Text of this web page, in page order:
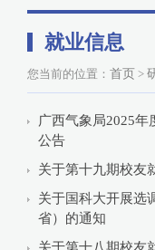
就业信息
您当前的位置： 首页 >
广西气象局2025
公告
关于第十九期校友
关于国科大开展选
省）的通知